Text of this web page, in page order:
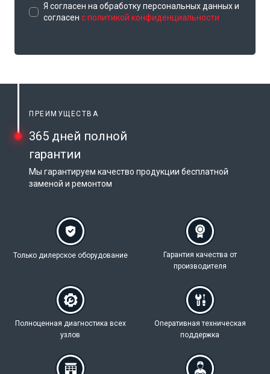
Я согласен на обработку персональных данных и
согласен с политикой конфиденциальности
ПРЕИМУЩЕСТВА
365 дней полной
гарантии
Мы гарантируем качество продукции бесплатной
заменой и ремонтом
Только дилерское оборудование Гарантия качества от
производителя
Полноценная диагностика всех
узлов
Оперативная техническая
поддержка